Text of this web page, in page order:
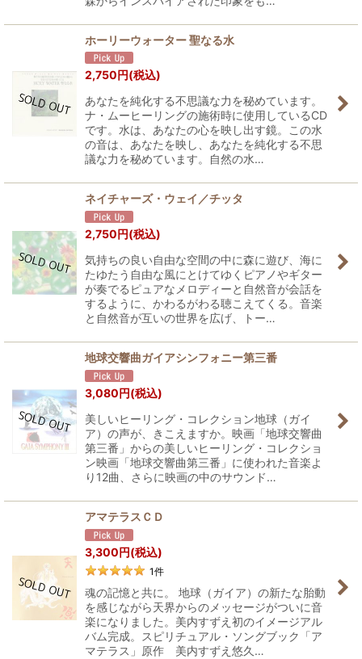
ホーリーウォーター 聖なる水
2,750 円(税込)
あなたを純化する不思議な力を秘めています。
ナ・ムーヒーリングの施術時に使用しているCD
です。水は、あなたの心を映し出す鏡。この水
の音は、あなたを映し、あなたを純化する不思
議な力を秘めています。自然の水…
ネイチャーズ・ウェイ／チッタ
2,750円(税込)
気持ちの良い自由な空間の中に森に遊び、海に
たゆたう自由な風にとけてゆくピアノやギター
が奏でるピュアなメロディーと自然音が会話を
するように、かわるがわる聴こえてくる。音楽
と自然音が互いの世界を広げ、トー…
地球交響曲ガイアシンフォニー第三番
3,080円(税込)
美しいヒーリング・コレクション地球（ガイ
ア）の声が、きこえますか。映画「地球交響曲
第三番」からの美しいヒーリング・コレクショ
ン映画「地球交響曲第三番」に使われた音楽よ
り12曲、さらに映画の中のサウンド…
アマテラスＣＤ
3,300円(税込)
1件
魂の記憶と共に。 地球（ガイア）の新たな胎動
を感じながら天界からのメッセージがついに音
楽になりました。美内すずえ初のイメージアル
バム完成。スピリチュアル・ソングブック「ア
マテラス」原作 美内すずえ悠久…